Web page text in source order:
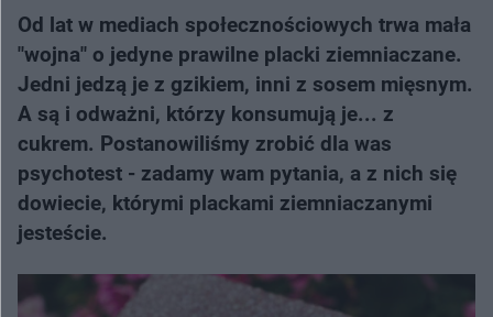
Od lat w mediach społecznościowych trwa mała
"wojna" o jedyne prawilne placki ziemniaczane.
Jedni jedzą je z gzikiem, inni z sosem mięsnym.
A są i odważni, którzy konsumują je... z
cukrem. Postanowiliśmy zrobić dla was
psychotest - zadamy wam pytania, a z nich się
dowiecie, którymi plackami ziemniaczanymi
jesteście.